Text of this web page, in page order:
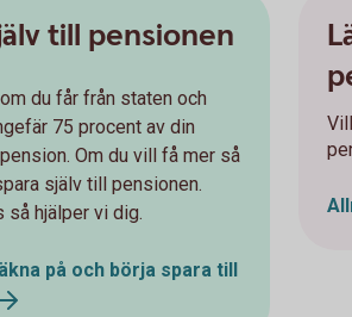
till pensionen
du får från staten och
75 procent av din
Om du vill få mer så
själv till pensionen.
så hjälper vi dig.
på och börja spara till